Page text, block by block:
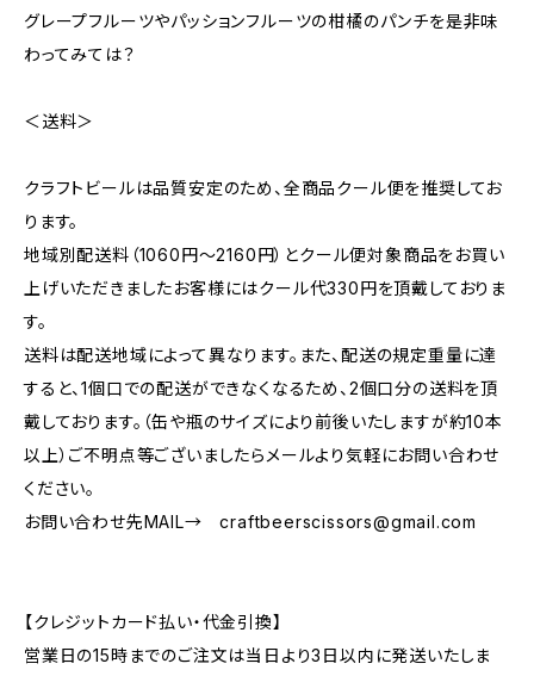
グレープフルーツやパッションフルーツの柑橘のパンチを是非味
わってみては？
＜送料＞
クラフトビールは品質安定のため、全商品クール便を推奨してお
ります。
地域別配送料（1060円～2160円）とクール便対象商品をお買い
上げいただきましたお客様にはクール代330円を頂戴しておりま
す。
送料は配送地域によって異なります。また、配送の規定重量に達
すると、1個口での配送ができなくなるため、2個口分の送料を頂
戴しております。（缶や瓶のサイズにより前後いたしますが約10本
以上）ご不明点等ございましたらメールより気軽にお問い合わせ
ください。
お問い合わせ先MAIL→craftbeerscissors@gmail.com
【クレジットカード払い・代金引換】
営業日の15時までのご注文は当日より3日以内に発送いたしま